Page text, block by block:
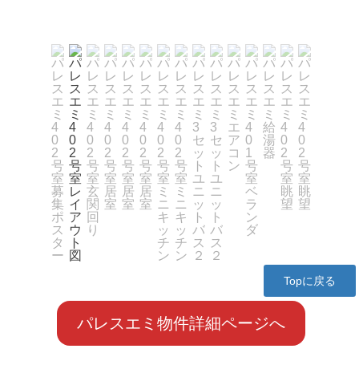
Topに戻る
パレスエミ物件詳細ページへ